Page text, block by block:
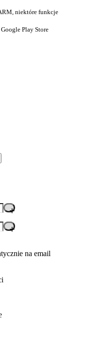
niektóre funkcje
Play Store
+
+
na email